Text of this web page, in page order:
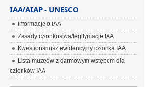
IAA/AIAP - UNESCO
Informacje o IAA
Zasady członkostwa/legitymacje IAA
Kwestionariusz ewidencyjny członka IAA
Lista muzeów z darmowym wstępem dla
członków IAA